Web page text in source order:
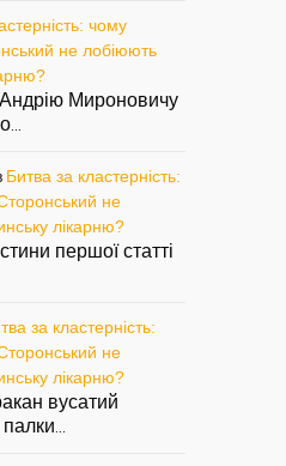
чому
не лобіюють
Мироновичу
Битва за кластерність:
не
лікарню?
першої статті
за кластерність:
не
лікарню?
вусатий